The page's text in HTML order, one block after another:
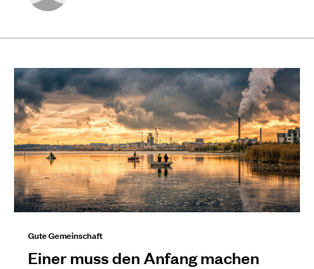
Gute Gemeinschaft
Einer muss den Anfang machen